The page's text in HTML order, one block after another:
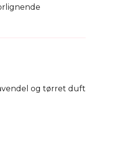
så de vil perfekt